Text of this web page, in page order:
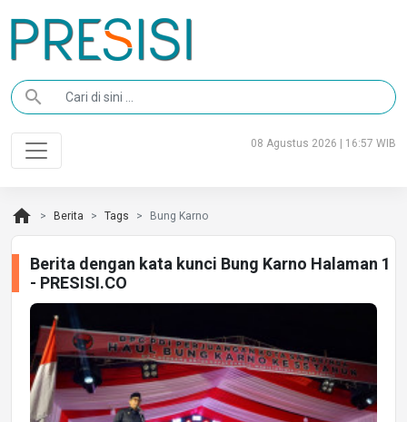
search
08 Agustus 2026 | 16:57 WIB
home Berita Tags Bung Karno
Berita dengan kata kunci Bung Karno Halaman 1
- PRESISI.CO